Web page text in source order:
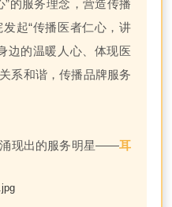
的服务理念，营造传播
起“传播医者仁心，讲
边的温暖人心、体现医
系和谐，传播品牌服务
涌现出的服务明星——耳